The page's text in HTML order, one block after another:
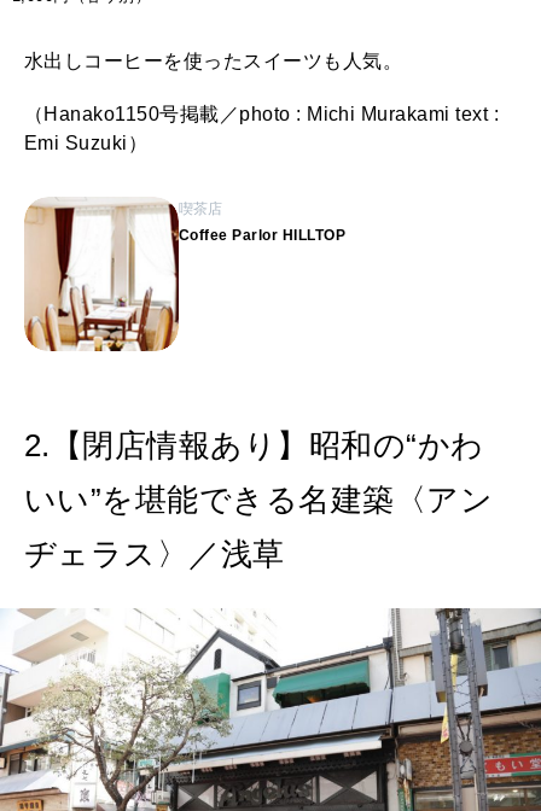
水出しコーヒーを使ったスイーツも人気。
（Hanako1150号掲載／photo : Michi Murakami text :
Emi Suzuki）
喫茶店
Coffee Parlor HILLTOP
2.【閉店情報あり】昭和の“かわ
いい”を堪能できる名建築〈アン
ヂェラス〉／浅草